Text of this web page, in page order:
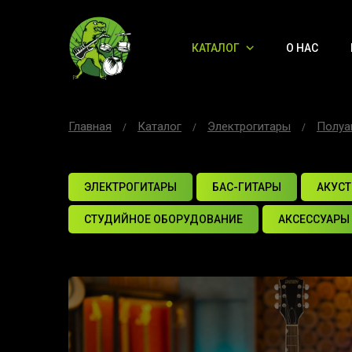
КАТАЛОГ О НАС
Главная Каталог Электрогитары
ЭЛЕКТРОГИТАРЫ БАС-ГИТАРЫ
СТУДИЙНОЕ ОБОРУДОВАНИЕ АКСЕССУАРЫ